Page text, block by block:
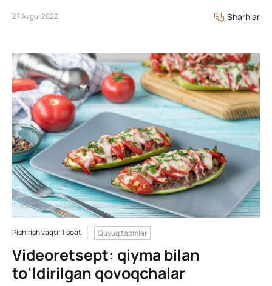
27 Avgu, 2022 Sharhlar
Pishirish vaqti: 1 soat Quyuq taomlar
Videoretsept: qiyma bilan
to’ldirilgan qovoqchalar